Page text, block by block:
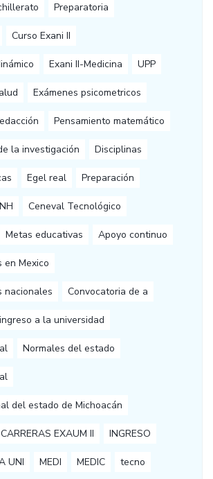
Preparatoria
Curso Exani II
Exani II-Medicina UPP
Exámenes psicometricos
Pensamiento matemático
la investigación Disciplinas
Egel real Preparación
Ceneval Tecnológico
Metas educativas Apoyo continuo
en Mexico
nacionales Convocatoria de a
a la universidad
Normales del estado
del estado de Michoacán
CARRERAS EXAUM II INGRESO
UNI MEDI MEDIC tecno